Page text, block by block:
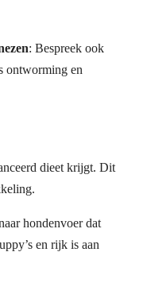
: Bespreek ook
ontworming en
dieet krijgt. Dit
hondenvoer dat
en rijk is aan